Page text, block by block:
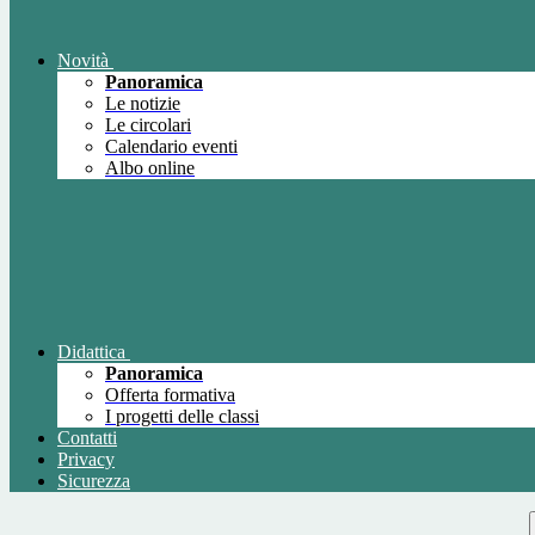
Novità
Panoramica
Le notizie
Le circolari
Calendario eventi
Albo online
Didattica
Panoramica
Offerta formativa
I progetti delle classi
Contatti
Privacy
Sicurezza